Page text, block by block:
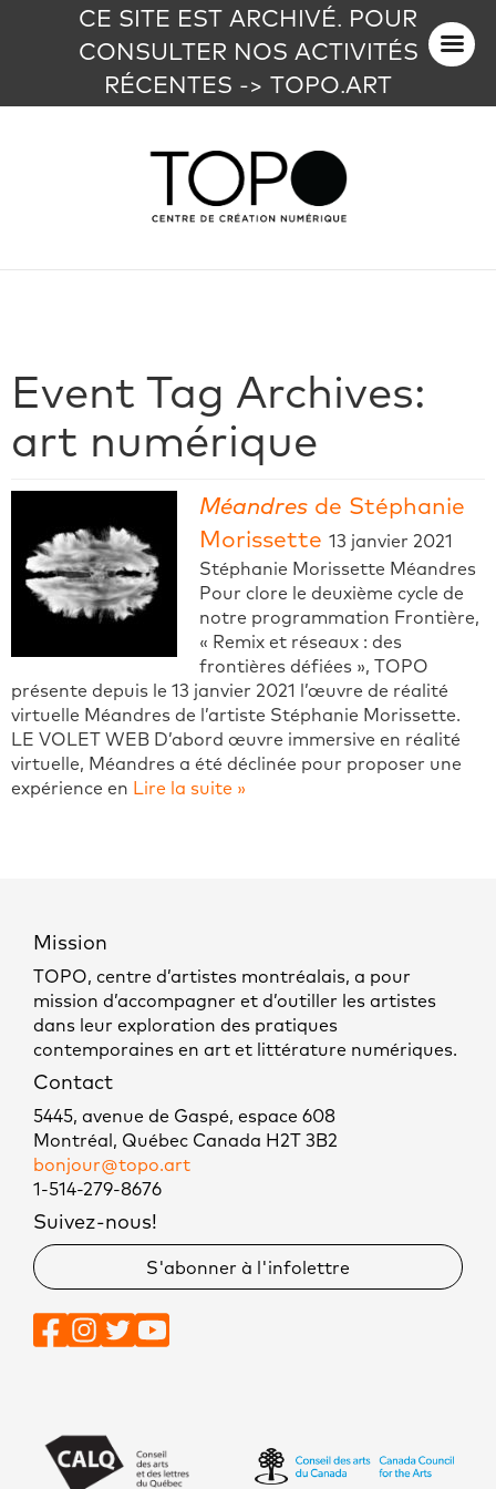
CE SITE EST ARCHIVÉ. POUR
CONSULTER NOS ACTIVITÉS
RÉCENTES -> TOPO.ART
Event Tag Archives:
art numérique
Méandres de Stéphanie
Morissette 13 janvier 2021
Stéphanie Morissette Méandres
Pour clore le deuxième cycle de
notre programmation Frontière,
« Remix et réseaux : des
frontières défiées », TOPO
présente depuis le 13 janvier 2021 l’œuvre de réalité
virtuelle Méandres de l’artiste Stéphanie Morissette.
LE VOLET WEB D’abord œuvre immersive en réalité
virtuelle, Méandres a été déclinée pour proposer une
expérience en Lire la suite »
Mission
TOPO, centre d’artistes montréalais, a pour
mission d’accompagner et d’outiller les artistes
dans leur exploration des pratiques
contemporaines en art et littérature numériques.
Contact
5445, avenue de Gaspé, espace 608
Montréal, Québec Canada H2T 3B2
bonjour@topo.art
1-514-279-8676
Suivez-nous!
S'abonner à l'infolettre